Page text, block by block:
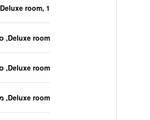
Deluxe room, 1מיטת קינג
Deluxe room, סוג המיטה לא ידוע
Deluxe room, סוג המיטה לא ידוע
Deluxe room, מיטות קווין2